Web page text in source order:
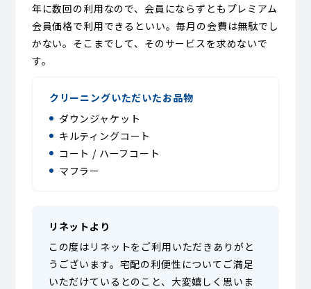
年に数回の利用なので、会員にならずともプレミアム
会員価格で利用できるといい。毎月の会費は無駄でし
かない。そこまでして、そのサービスを求めないで
す。
クリーニングいただいたお品物
ダウンジャケット
キルティングコート
コート / ハーフコート
マフラー
リネットより
この度はリネットをご利用いただきありがと
うございます。宅配の利便性についてご満足
いただけているとのこと、大変嬉しく思いま